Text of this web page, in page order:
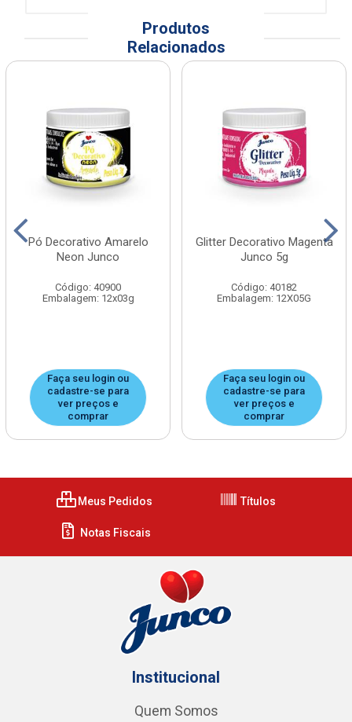
Produtos
Relacionados
Pó Decorativo Amarelo
Neon Junco
Código: 40900
Embalagem: 12x03g
Faça seu login ou
cadastre-se para
ver preços e
comprar
Glitter Decorativo Magenta
Junco 5g
Código: 40182
Embalagem: 12X05G
Faça seu login ou
cadastre-se para
ver preços e
comprar
Meus Pedidos Títulos
Notas Fiscais
Institucional
Quem Somos